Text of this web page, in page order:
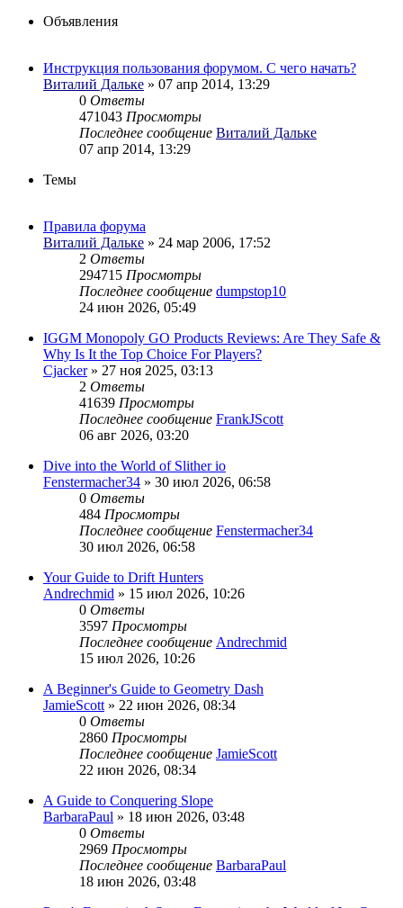
Объявления
Инструкция пользования форумом. С чего начать?
Виталий Дальке » 07 апр 2014, 13:29
0 Ответы
471043 Просмотры
Последнее сообщение Виталий Дальке
07 апр 2014, 13:29
Темы
Правила форума
Виталий Дальке » 24 мар 2006, 17:52
2 Ответы
294715 Просмотры
Последнее сообщение dumpstop10
24 июн 2026, 05:49
IGGM Monopoly GO Products Reviews: Are They Safe &
Why Is It the Top Choice For Players?
Cjacker» 27 ноя 2025, 03:13
2 Ответы
41639 Просмотры
Последнее сообщение FrankJScott
06 авг 2026, 03:20
Dive into the World of Slither io
Fenstermacher34 » 30 июл 2026, 06:58
0 Ответы
484 Просмотры
Последнее сообщение Fenstermacher34
30 июл 2026, 06:58
Your Guide to Drift Hunters
Andrechmid » 15 июл 2026, 10:26
0 Ответы
3597 Просмотры
Последнее сообщение Andrechmid
15 июл 2026, 10:26
A Beginner's Guide to Geometry Dash
JamieScott » 22 июн 2026, 08:34
0 Ответы
2860 Просмотры
Последнее сообщение JamieScott
22 июн 2026, 08:34
A Guide to Conquering Slope
BarbaraPaul » 18 июн 2026, 03:48
0 Ответы
2969 Просмотры
Последнее сообщение BarbaraPaul
18 июн 2026, 03:48